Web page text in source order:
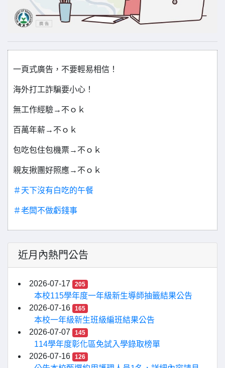
一頁式廣告，不要輕易相信！
海外打工詐騙要小心！
無工作經驗→不ｏｋ
百萬年薪→不ｏｋ
包吃包住包機票→不ｏｋ
親友揪團好照應→不ｏｋ
＃天下沒有白吃的午餐
＃老闆不做虧錢事
近月內熱門公告
2026-07-17 205
本校115學年度一年級新生導師抽籤結果公告
2026-07-16
165
本校一年級新生班級編班結果公告
2026-07-07
145
114學年度彰化區免試入學錄取榜單
2026-07-16
126